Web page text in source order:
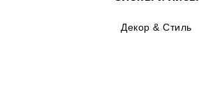
Декор & Стиль